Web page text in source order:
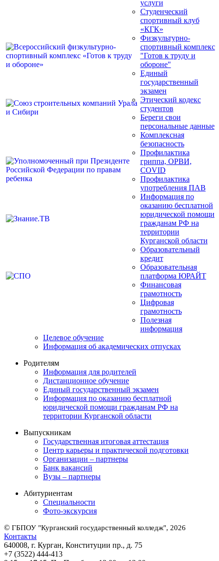
услуги
Студенческий
спортивный клуб
«КГК»
Физкультурно-
спортивный комплекс
"Готов к труду и
обороне"
Единый
государственный
экзамен
Этический кодекс
студентов
Береги свои
персональные данные
Комплексная
безопасность
Профилактика
гриппа, ОРВИ,
COVID
Профилактика
употребления ПАВ
Информация по
оказанию бесплатной
юридической помощи
гражданам РФ на
территории
Курганской области
Образовательный
кредит
Образовательная
платформа ЮРАЙТ
Финансовая
грамотность
Цифровая
грамотность
Полезная
информация
Целевое обучение
Информация об академических отпусках
Родителям
Информация для родителей
Дистанционное обучение
Единый государственный экзамен
Информация по оказанию бесплатной
юридической помощи гражданам РФ на
территории Курганской области
Выпускникам
Государственная итоговая аттестация
Центр карьеры и практической подготовки
Организации – партнеры
Банк вакансий
Вузы – партнеры
Абитуриентам
Специальности
Фото-экскурсия
© ГБПОУ "Курганский государственный колледж", 2026
Контакты
640008, г. Курган, Конституции пр., д. 75
+7 (3522) 444-413